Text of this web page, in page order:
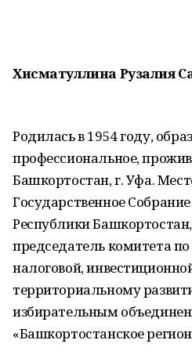
Хисматуллина Рузалия
Родилась в 1954 году,
профессиональное,
Башкортостан, г. Уфа.
Государственное
Республики
председатель комитета
налоговой,
территориальному
избирательным
«Башкортостанское